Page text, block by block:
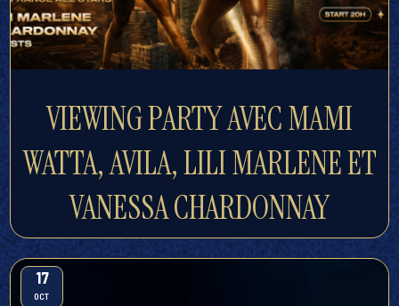
VIEWING PARTY AVEC MAMI
WATTA, AVILA, LILI MARLENE ET
VANESSA CHARDONNAY